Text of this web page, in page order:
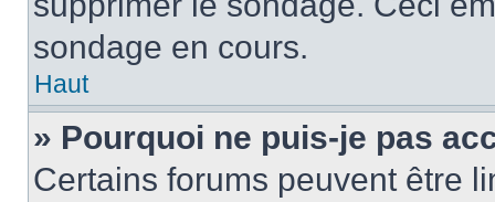
sondage en cours.
Haut
» Pourquoi ne puis-je pas
Certains forums peuvent être